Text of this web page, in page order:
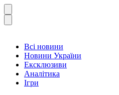
Всі новини
Новини України
Ексклюзиви
Аналітика
Ігри